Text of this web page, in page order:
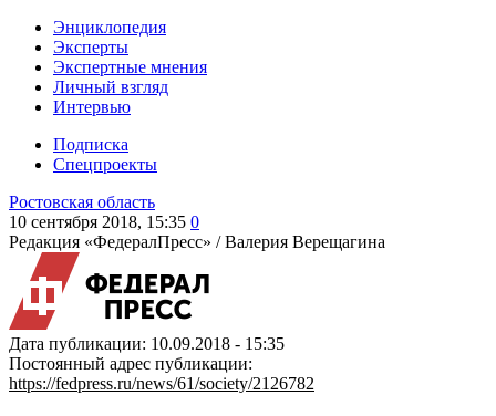
Энциклопедия
Эксперты
Экспертные мнения
Личный взгляд
Интервью
Подписка
Спецпроекты
Ростовская область
10 сентября 2018, 15:35 0
Редакция «ФедералПресс» /Валерия Верещагина
Дата публикации: 10.09.2018 - 15:35
Постоянный адрес публикации:
https://fedpress.ru/news/61/society/2126782